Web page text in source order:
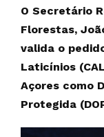
O Secretário
Florestas,
valida o
Laticínios
Açores como
Protegida